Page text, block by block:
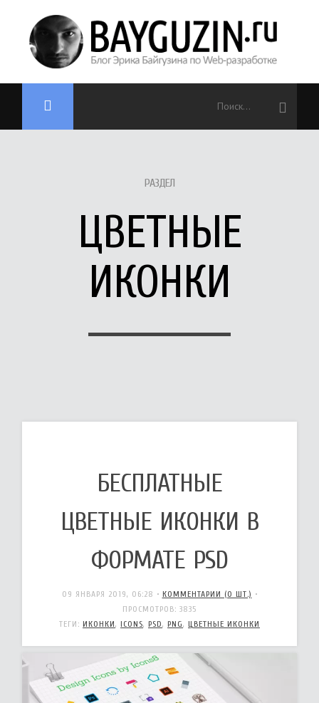
РАЗДЕЛ
ЦВЕТНЫЕ
ИКОНКИ
БЕСПЛАТНЫЕ
ЦВЕТНЫЕ ИКОНКИ В
ФОРМАТЕ PSD
09 ЯНВАРЯ 2019, 06:28 • КОММЕНТАРИИ (0 ШТ.) •
ПРОСМОТРОВ: 3835
ТЕГИ: ИКОНКИ, ICONS, PSD, PNG, ЦВЕТНЫЕ ИКОНКИ